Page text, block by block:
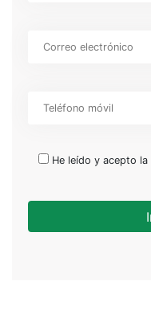
He leído y acepto la